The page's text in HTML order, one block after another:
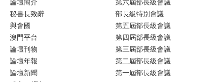
秘書長致辭
與會國
澳門平台
論壇刊物
論壇年報
論壇新聞
部長級特別會議
第五屆部長級會議
第四屆部長級會議
第三屆部長級會議
第二屆部長級會議
第一屆部長級會議